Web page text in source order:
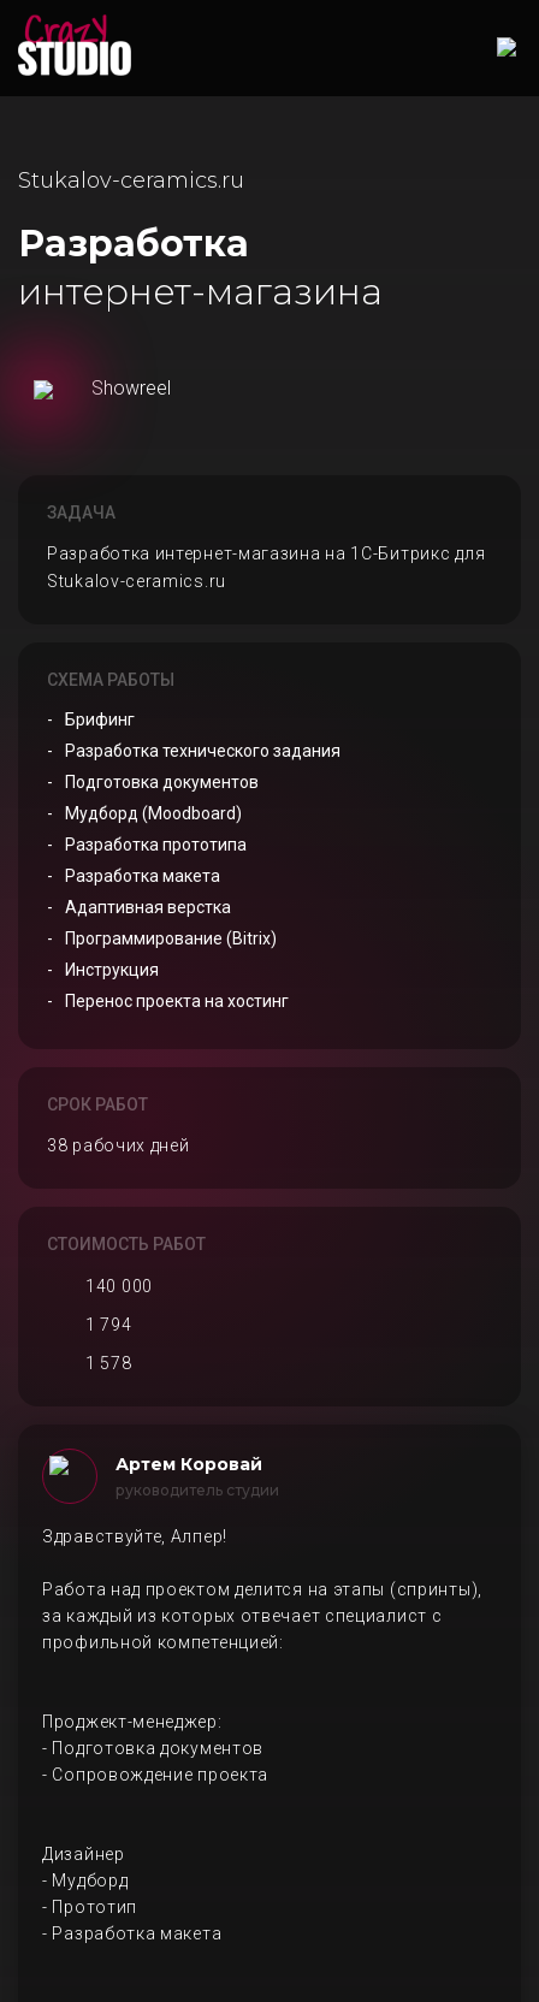
Stukalov-ceramics.ru
Разработка
интернет-магазина
Showreel
ЗАДАЧА
Разработка интернет-магазина на 1С-Битрикс для
Stukalov-ceramics.ru
СХЕМА РАБОТЫ
Брифинг
Разработка технического задания
Подготовка документов
Мудборд (Moodboard)
Разработка прототипа
Разработка макета
Адаптивная верстка
Программирование (Bitrix)
Инструкция
Перенос проекта на хостинг
СРОК РАБОТ
38 рабочих дней
СТОИМОСТЬ РАБОТ
140 000
1 794
1 578
Артем Коровай
руководитель студии
Здравствуйте, Алпер!
Работа над проектом делится на этапы (спринты),
за каждый из которых отвечает специалист с
профильной компетенцией:
Проджект-менеджер:
- Подготовка документов
- Сопровождение проекта
Дизайнер
- Мудборд
- Прототип
- Разработка макета